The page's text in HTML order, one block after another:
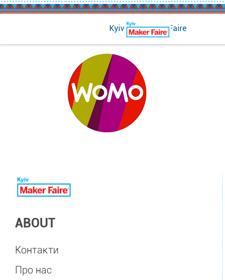
Kyiv Mini Maker Faire
ABOUT
Контакти
Про нас